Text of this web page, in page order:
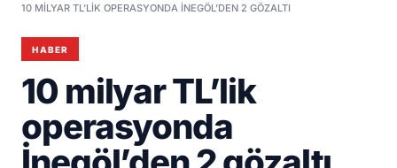
10 MILYAR TL’LIK OPERASYONDA İNEGÖL’DEN 2 GÖZALTI
HABER
10 milyar TL’lik
operasyonda